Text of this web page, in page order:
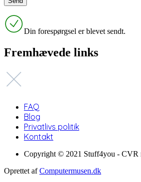
Din forespørgsel er blevet sendt.
Fremhævede links
FAQ
Blog
Privatlivs politik
Kontakt
Copyright © 2021 Stuff4you - CVR
Oprettet afComputermusen.dk